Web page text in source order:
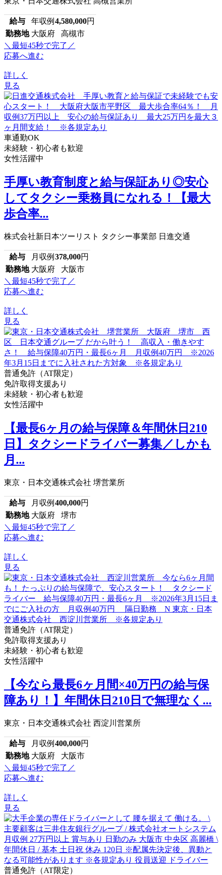
給与 年収例 4,580,000円
勤務地 大阪府 高槻市
＼最短45秒で完了／
応募へ進む
詳しく
見る
車通勤OK
未経験・初心者も歓迎
女性活躍中
手厚い教育制度と給与保証あり◎安心
してタクシー乗務員になれる！【最大
歩合率...
株式会社新日本ツーリスト タクシー事業部 日進交通
給与 月収例 378,000円
勤務地 大阪府 大阪市
＼最短45秒で完了／
応募へ進む
詳しく
見る
普通免許（AT限定）
免許取得支援あり
未経験・初心者も歓迎
女性活躍中
【最長6ヶ月の給与保障＆年間休日210
日】タクシードライバー募集／しかも
月...
東京・日本交通株式会社 堺営業所
給与 月収例 400,000円
勤務地 大阪府 堺市
＼最短45秒で完了／
応募へ進む
詳しく
見る
普通免許（AT限定）
免許取得支援あり
未経験・初心者も歓迎
女性活躍中
【今なら最長6ヶ月間×40万円の給与保
障あり！】年間休日210日で無理なく...
東京・日本交通株式会社 西淀川営業所
給与 月収例 400,000円
勤務地 大阪府 大阪市
＼最短45秒で完了／
応募へ進む
詳しく
見る
普通免許（AT限定）